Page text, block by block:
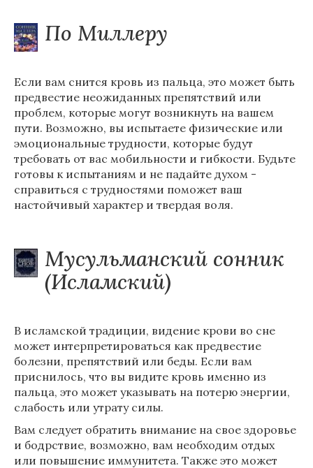
По Миллеру
Если вам снится кровь из пальца, это может быть
предвестие неожиданных препятствий или
проблем, которые могут возникнуть на вашем
пути. Возможно, вы испытаете физические или
эмоциональные трудности, которые будут
требовать от вас мобильности и гибкости. Будьте
готовы к испытаниям и не падайте духом -
справиться с трудностями поможет ваш
настойчивый характер и твердая воля.
Мусульманский сонник
(Исламский)
В исламской традиции, видение крови во сне
может интерпретироваться как предвестие
болезни, препятствий или беды. Если вам
приснилось, что вы видите кровь именно из
пальца, это может указывать на потерю энергии,
слабость или утрату силы.
Вам следует обратить внимание на свое здоровье
и бодрствие, возможно, вам необходим отдых
или повышение иммунитета. Также это может